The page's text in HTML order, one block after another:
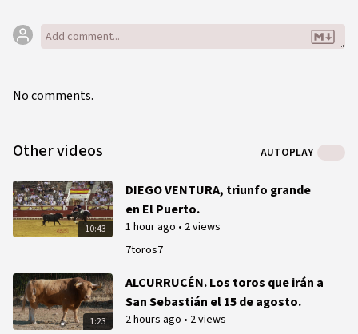
No comments.
Other videos AUTOPLAY
10:43
7toros7
DIEGO VENTURA, triunfo grande
en El Puerto.
1 hour ago • 2 views
1:23
ALCURRUCÉN. Los toros que irán a
San Sebastián el 15 de agosto.
2 hours ago • 2 views